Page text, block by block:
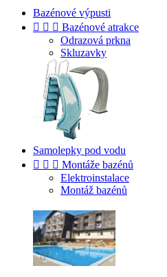
Bazénové výpusti
   Bazénové atrakce
Odrazová prkna
Skluzavky
Samolepky pod vodu
   Montáže bazénů
Elektroinstalace
Montáž bazénů